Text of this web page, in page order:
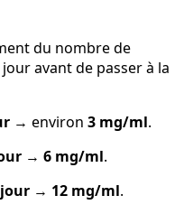
du nombre de
avant de passer à la
→ environ 3 mg/ml.
→ 6 mg/ml.
→ 12 mg/ml.